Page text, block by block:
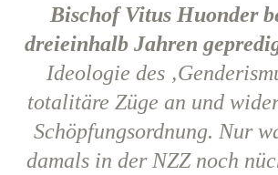
Bischof Vitus Huonder
dreieinhalb Jahren
Ideologie des
totalitäre Züge an und
Schöpfungsordnung. Nur
damals in der NZZ noch